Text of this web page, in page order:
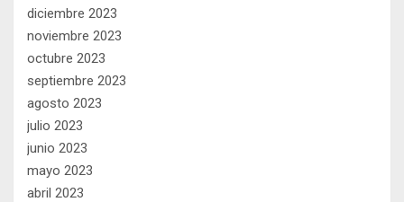
diciembre 2023
noviembre 2023
octubre 2023
septiembre 2023
agosto 2023
julio 2023
junio 2023
mayo 2023
abril 2023